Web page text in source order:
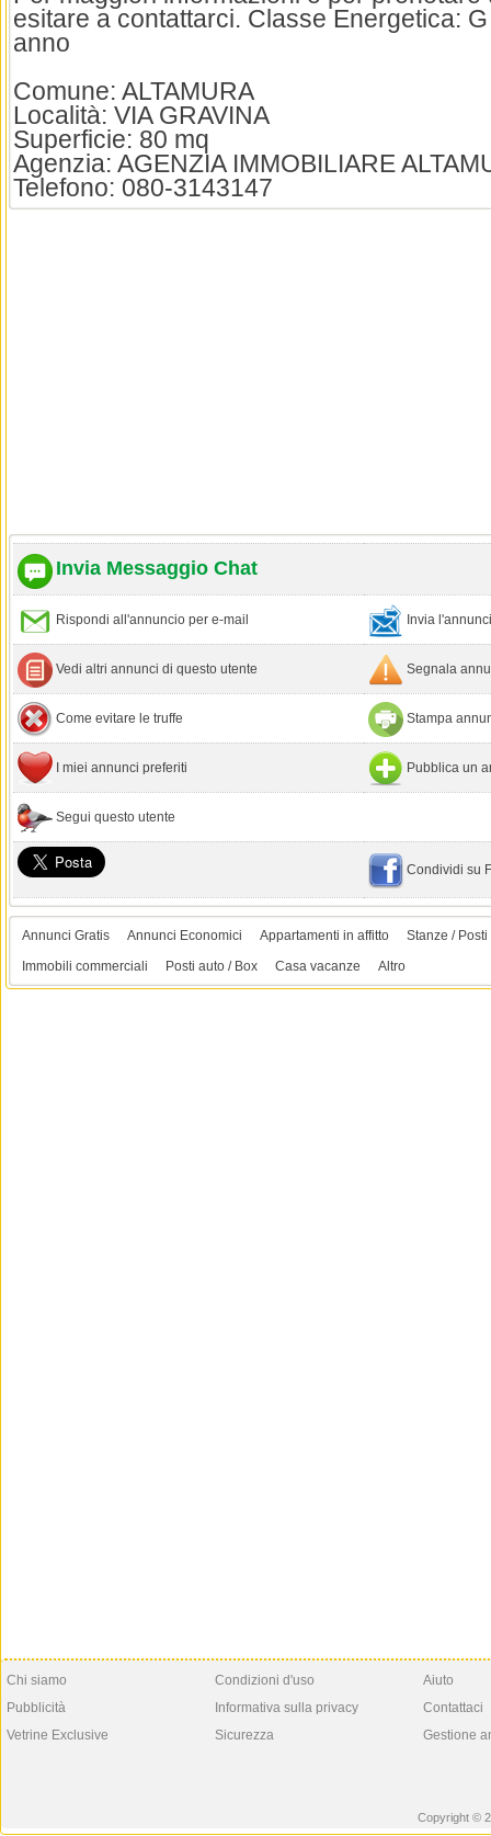
esitare a contattarci. Classe Energetica:
anno
Comune: ALTAMURA
Località: VIA GRAVINA
Superficie: 80 mq
Agenzia: AGENZIA IMMOBILIARE
Telefono: 080-3143147
Invia Messaggio Chat
Rispondi all'annuncio per e-mail Invia
Vedi altri annunci di questo utente Segnala
Come evitare le truffe Stampa
I miei annunci preferiti Pubblica un
Segui questo utente
Condividi su
Annunci Gratis Annunci Economici Appartamenti in affitto
Stanze / Posti
Immobili commerciali
Posti auto / Box Casa vacanze Altro
Chi siamo
Pubblicità
Vetrine Exclusive
Condizioni d'uso
Informativa sulla privacy
Sicurezza
Aiuto
Contattaci
Gestione
Copyright ©